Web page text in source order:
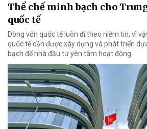
Thể chế minh bạch cho
quốc tế
Dòng vốn quốc tế luôn đi theo niềm tin, vì
quốc tế cần được xây dựng và phát triển
bạch để nhà đầu tư yên tâm hoạt động.